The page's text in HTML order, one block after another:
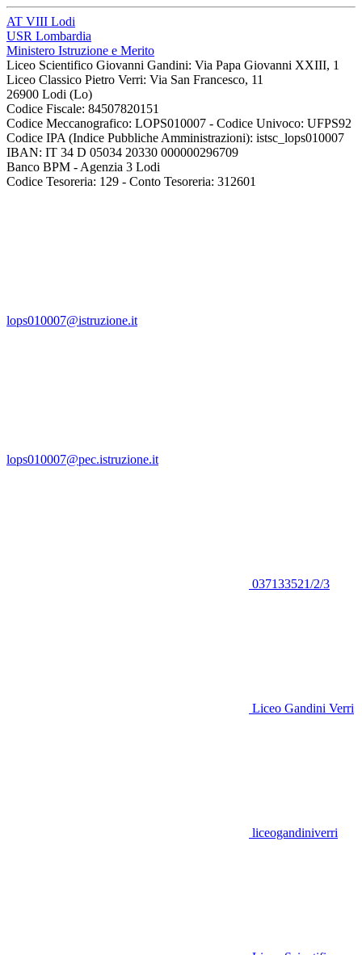
AT VIII Lodi
USR Lombardia
Ministero Istruzione e Merito
Liceo Scientifico Giovanni Gandini: Via Papa Giovanni XXIII, 1
Liceo Classico Pietro Verri: Via San Francesco, 11
26900 Lodi (Lo)
Codice Fiscale: 84507820151
Codice Meccanografico: LOPS010007 - Codice Univoco: UFPS92
Codice IPA (Indice Pubbliche Amministrazioni): istsc_lops010007
IBAN: IT 34 D 05034 20330 000000296709
Banco BPM - Agenzia 3 Lodi
Codice Tesoreria: 129 - Conto Tesoreria: 312601
lops010007@istruzione.it
lops010007@pec.istruzione.it
037133521/2/3
Liceo Gandini Verri
liceogandiniverri